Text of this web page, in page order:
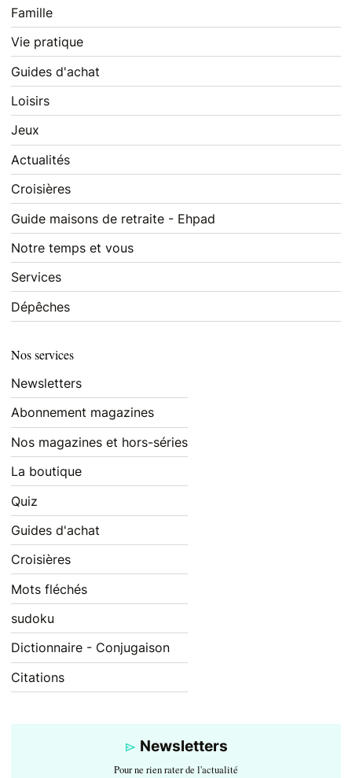
Famille
Vie pratique
Guides d'achat
Loisirs
Jeux
Actualités
Croisières
Guide maisons de retraite - Ehpad
Notre temps et vous
Services
Dépêches
Nos services
Newsletters
Abonnement magazines
Nos magazines et hors-séries
La boutique
Quiz
Guides d'achat
Croisières
Mots fléchés
sudoku
Dictionnaire - Conjugaison
Citations
Newsletters
Pour ne rien rater de l'actualité